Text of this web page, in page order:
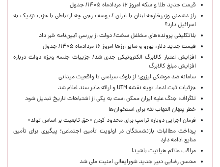
قیمت جدید طلا و سکه امروز ۱۶ مردادماه ۱۴۰۵/ جدول
راز دشمنی وزیرخارجه لبنان با ایران / یوسف رجی چه ارتباطی با حزب نزدیک به
اسرائیل دارد؟
بلاتکلیفی پرونده‌های مشاغل سخت/ دولت از بررسی آیین‌نامه خبر داد
قیمت جدید دلار، یورو و سایر ارزها امروز ۱۶ مردادماه ۱۴۰۵/ جدول
افزایش اعتبار کالابرگ الکترونیکی جدی شد/ جزییات جلسه ویژه دولت درباره
افزایش مبلغ کالابرگ
سامانه ضد موشکی لیزری؛ از بلوف سیاسی تا واقعیت میدانی
جزئیات ثبت ادعا، تهیه نقشه UTM و ارائه مادر سند اعلام شد
تلگراف: جنگ علیه ایران ممکن است به یکی از اشتباهات تاریخ تبدیل شود
خطر پنهان التهاب لثه برای استخوان‌ها
فرمان اجرایی دوباره ترامپ برای محدود کردن «حق تابعیت بر اساس تولد»
پرداخت مطالبات بازنشستگان در اولویت تأمین اجتماعی؛ پیگیری برای تأمین
منابع ادامه دارد
مراقب علائم هپاتیت باشید!
محسن رضایی دبیر جدید شورایعالی امنیت ملی شد